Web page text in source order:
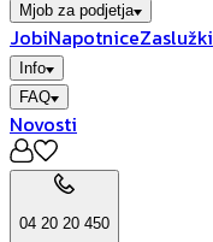
Mjob za podjetja
JobiNapotniceZaslužki
Info
FAQ
Novosti
04 20 20 450